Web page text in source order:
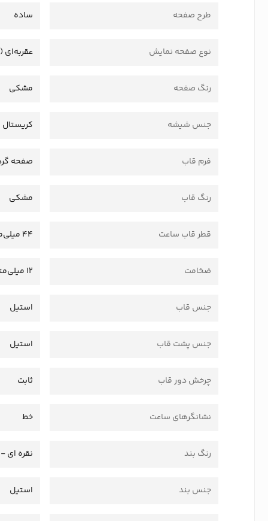
طرح صفحه ساده
نوع صفحه نمایش عقربه‌ای
رنگ صفحه مشکی
جنس شیشه
فرم قاب صفحه
رنگ قاب مشکی
قطر قاب ساعت 44 میلی‌متر
ضخامت 12 میلی‌متر
جنس قاب استیل
جنس پشت قاب استیل
چرخش دور قاب ثابت
نشانگرهای ساعت خط
رنگ بند نقره ای
جنس بند استیل